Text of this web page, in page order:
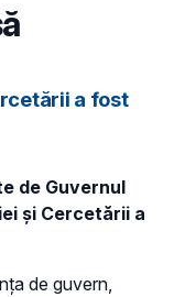
a fost
de Guvernul
și Cercetării a
de guvern,